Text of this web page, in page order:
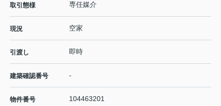
取引態様 専任媒介
現況 空家
引渡し 即時
建築確認番号 -
物件番号 104463201